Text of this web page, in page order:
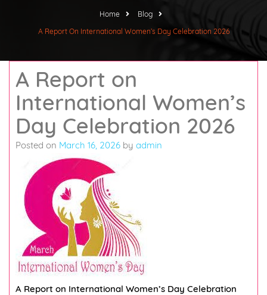
Home
Blog
A Report On International Women’s Day Celebration 2026
A Report on
International Women’s
Day Celebration 2026
Posted on March 16, 2026 by admin
A Report on International Women’s Day Celebration